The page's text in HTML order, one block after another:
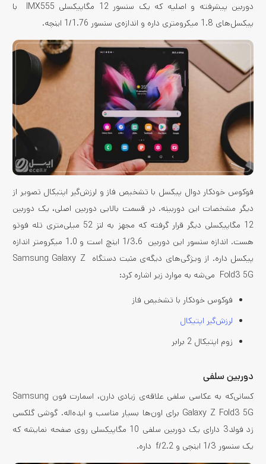
دوربین پیشرفته و اصلیه که یک سنسور 12 مگاپیکسلی IMX555 با
پیکسل‌های 1.8 میکرومتری داره و اندازه‌ی سنسور 1/1.76 اینچه.
فوکوس خودکار دوال پیکسل با تشخیص فاز و لرزش‌گیر اپتیکال تصویر از
دیگر مشخصات این دوربینه. در قسمت بالایی دوربین اصلی، یک دوربین
12 مگاپیکسلی دیگر قرار گرفته که مجهز به لنز 52 میلی‌متری تله فوتو
هست. اندازه سنسور این دوربین 1/3.6 اینچ است و 1.0 میکرومتر اندازه
پیکسل داره. از ویژگی‌های دیگه‌ی مثبت دستگاه Samsung Galaxy Z
Fold3 5G می‌شه به موارد زیر اشاره کرد:
فوکوس خودکار با تشخیص فاز
لرزش‌گیر اپتیکال
زوم اپتیکال 2 برابر
دوربین سلفی
کسانی‌که به عکاسی سلفی علاقه‌ی زیادی دارن، اسمارت فون Samsung
Galaxy Z Fold3 5G برای اون‌ها بسیار مناسب و ایده‌اله. گوشی گلکسی
زد فولد3 دارای یک دوربین سلفی 10 مگاپیکسلی روی صفحه نمایشه که
یک سنسور 1/3 اینچی و f/2.2 داره.